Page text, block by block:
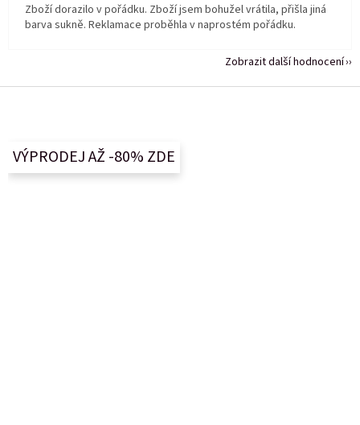
Zboží dorazilo v pořádku. Zboží jsem bohužel vrátila, přišla jiná
barva sukně. Reklamace proběhla v naprostém pořádku.
Zobrazit další hodnocení
VÝPRODEJ AŽ -80% ZDE